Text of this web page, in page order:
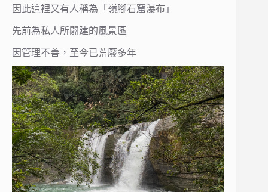
因此這裡又有人稱為「嶺腳石窟瀑布」
先前為私人所闢建的風景區
因管理不善，至今已荒廢多年